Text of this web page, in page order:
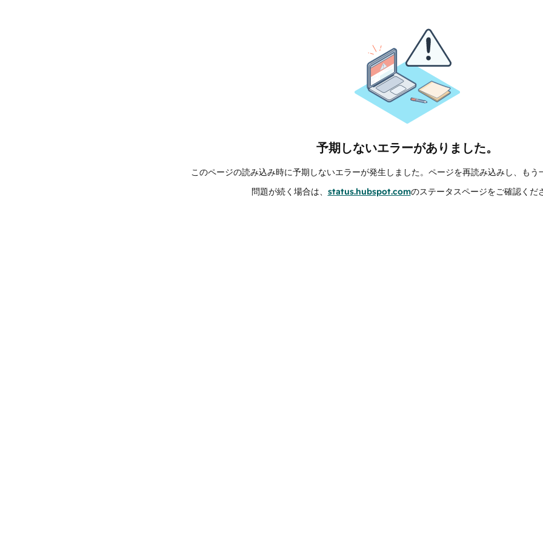
予期しないエラーがありました。
このページの読み込み時に予期しないエラーが発生しました。ページを再読み込みし、もう
問題が続く場合は、 status.hubspot.comのステータスページをご確認くだ